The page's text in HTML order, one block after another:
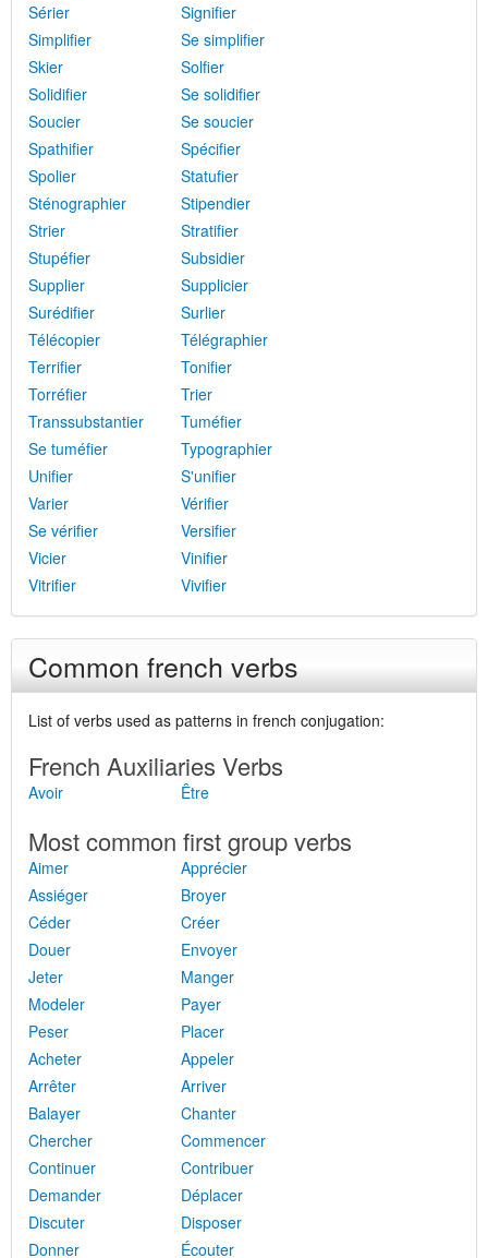
Sérier
Signifier
Simplifier
Se simplifier
Skier
Solfier
Solidifier
Se solidifier
Soucier
Se soucier
Spathifier
Spécifier
Spolier
Statufier
Sténographier
Stipendier
Strier
Stratifier
Stupéfier
Subsidier
Supplier
Supplicier
Surédifier
Surlier
Télécopier
Télégraphier
Terrifier
Tonifier
Torréfier
Trier
Transsubstantier
Tuméfier
Se tuméfier
Typographier
Unifier
S'unifier
Varier
Vérifier
Se vérifier
Versifier
Vicier
Vinifier
Vitrifier
Vivifier
Common french verbs
List of verbs used as patterns in french conjugation:
French Auxiliaries Verbs
Avoir Être
Most common first group verbs
Aimer
Apprécier
Assiéger
Broyer
Céder
Créer
Douer
Envoyer
Jeter
Manger
Modeler
Payer
Peser
Placer
Acheter
Appeler
Arrêter
Arriver
Balayer
Chanter
Chercher
Commencer
Continuer
Contribuer
Demander
Déplacer
Discuter
Disposer
Donner
Écouter